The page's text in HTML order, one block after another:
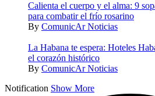
Calienta el cuerpo y el alma: 9
para combatir el frío rosarino
By ComunicAr Noticias
La Habana te espera: Hoteles
el corazón histórico
By ComunicAr Noticias
Notification Show More